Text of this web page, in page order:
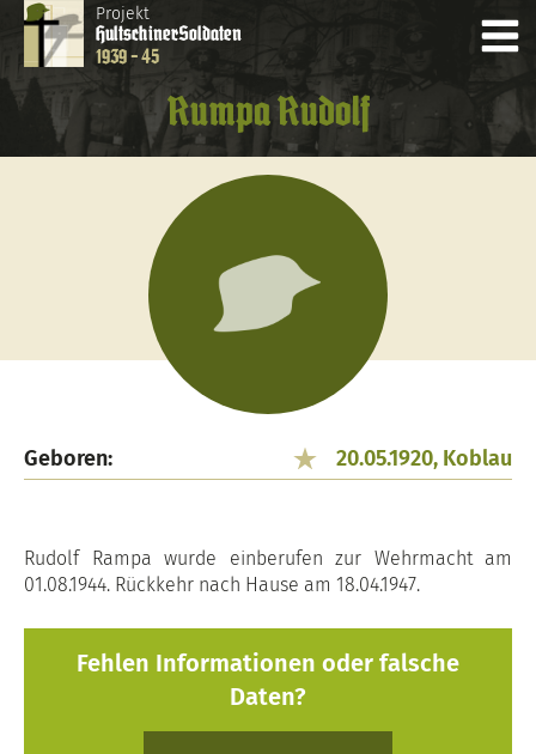
Projekt
HultschinerSoldaten
1939 - 45
Rumpa Rudolf
Geboren: 20.05.1920, Koblau
Rudolf Rampa wurde einberufen zur Wehrmacht am
01.08.1944. Rückkehr nach Hause am 18.04.1947.
Fehlen Informationen oder falsche
Daten?